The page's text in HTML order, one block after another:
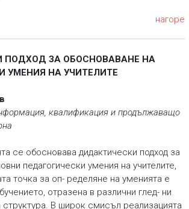
нагоре
ПОДХОД ЗА ОБОСНОВАВАНЕ НА
УМЕНИЯ НА УЧИТЕЛИТЕ
квалификация и продължаващо
се обосновава дидактически подход за
педагогически умения на учителите,
точка за оп- ределяне на уменията е
отразена в различни глед- ни
структура. В широк смисъл реализацията